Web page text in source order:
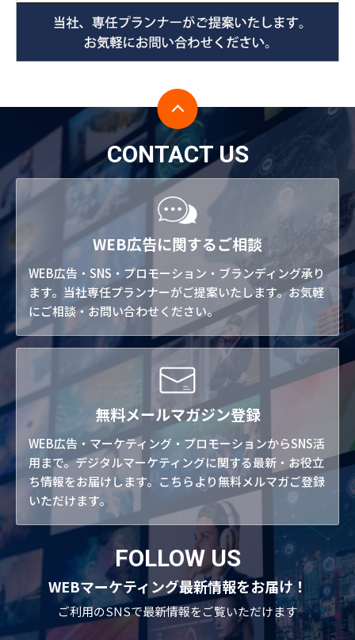
CONTACT US
WEB広告に関するご相談
WEB広告・SNS・プロモーション・ブランディング承り
ます。当社専任プランナーがご提案いたします。お気軽
にご相談・お問い合わせください。
無料メールマガジン登録
WEB広告・マーケティング・プロモーションからSNS活
用まで。デジタルマーケティングに関する最新・お役立
ち情報をお届けします。こちらより無料メルマガご登録
いただけます。
FOLLOW US
WEBマーケティング最新情報をお届け！
ご利用のSNSで最新情報をご覧いただけます